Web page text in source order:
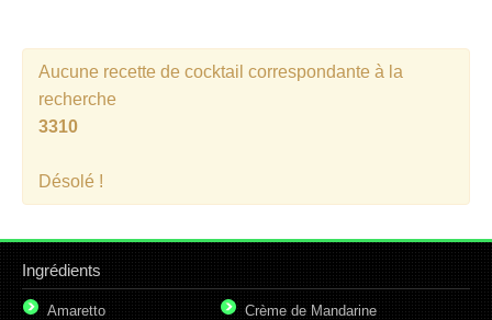
Aucune recette de cocktail correspondante à la
recherche
3310
Désolé !
Ingrédients
Amaretto
Crème de Mandarine